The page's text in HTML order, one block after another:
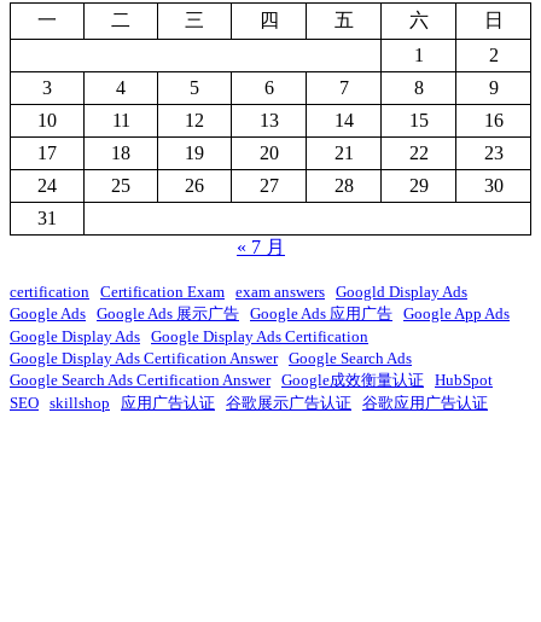
一
二 三 四 五 六
日
1
2
3
4 5 6 7 8
9
10
11 12 13 14 15
16
17
18 19 20 21 22
23
24
25 26 27 28 29
30
31
« 7 月
certification Certification Exam exam answers Googld Display Ads
Google Ads Google Ads 展示广告 Google Ads 应用广告 Google App Ads
Google Display Ads Google Display Ads Certification
Google Display Ads Certification Answer Google Search Ads
Google Search Ads Certification Answer Google成效衡量认证 HubSpot
SEO skillshop 应用广告认证 谷歌展示广告认证 谷歌应用广告认证